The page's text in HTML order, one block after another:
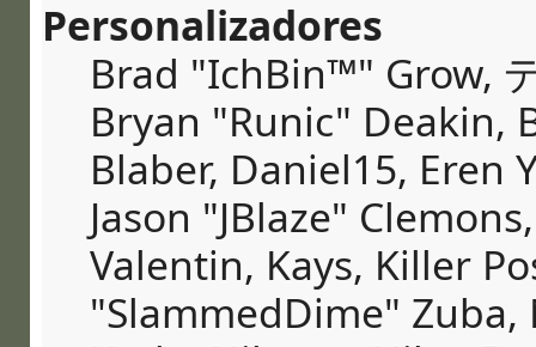
Personalizadores
Brad "IchBin™" Grow,
Bryan "Runic" Deakin,
Blaber, Daniel15, Eren
Jason "JBlaze"
Valentin, Kays, Killer
"SlammedDime"